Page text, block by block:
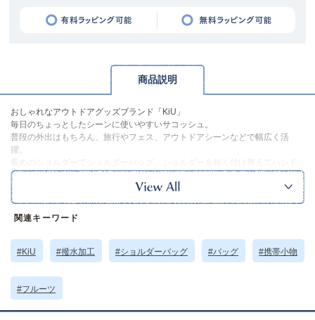
商品説明
おしゃれなアウトドアグッズブランド「KiU」
毎日のちょっとしたシーンに使いやすいサコッシュ。
普段の外出はもちろん、旅行やフェス、アウトドアシーンなどで幅広く活
躍。
バッグ、ショルダーを取り外してポーチと3WAY仕様と、これひとつでいろい
ろな使い方ができる万能アイテムです。
ショルダー紐の重さのかかる部分には太く編んだパラコードを採用し、肩に
食い込みにくい設計になっています。
ミニ財布やスマホやハンカチなどが収まるくらいの薄型タイプと使いやすい
サイズ感です。
同シリーズのアイテムと揃えての使用もおすすめ◎
【ポケット】
外側：ファスナーポケット×1
内側：メッシュポケット×1
※こちらの商品は総柄生地のため、使用する場所により柄の出方が多少異な
る場合がございます。あらかじめご了承下さいますようお願い申し上げま
関連キーワード
#KiU #撥水加工 #ショルダーバッグ #バッグ #携帯小物
#フルーツ